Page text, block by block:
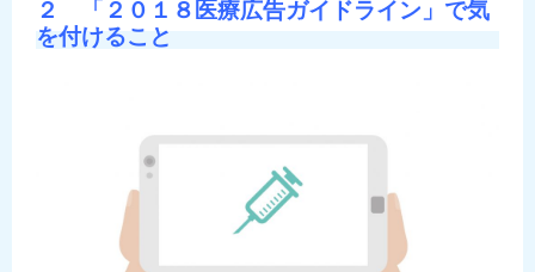
２
「２０１８医療広告ガイドライン」で気
を付けること